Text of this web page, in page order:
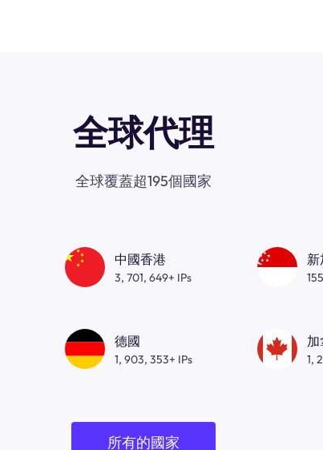
全球代理
全球覆蓋超195個國家
中國香港
3, 701, 649+ IPs
新
德國
1, 903, 353+ IPs
加
1,
所有的國家